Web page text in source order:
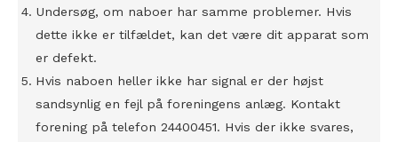
Undersøg, om naboer har samme problemer. Hvis
dette ikke er tilfældet, kan det være dit apparat som
er defekt.
Hvis naboen heller ikke har signal er der højst
sandsynlig en fejl på foreningens anlæg. Kontakt
forening på telefon 24400451. Hvis der ikke svares,